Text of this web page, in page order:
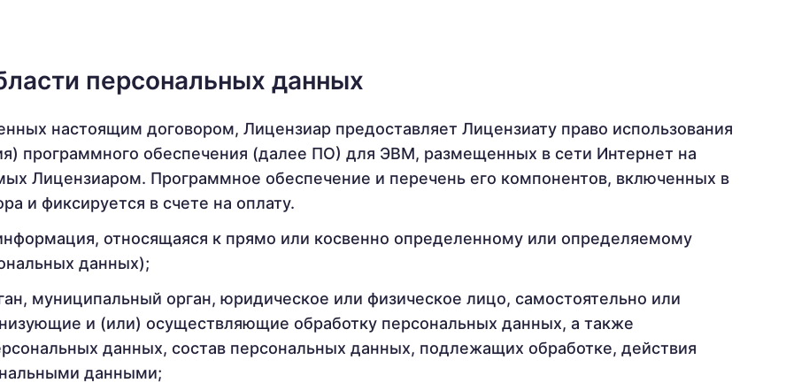
персональных данных
настоящим договором, Лицензиар предоставляет Лицензиату право использования
программного обеспечения (далее ПО) для ЭВМ, размещенных в сети Интернет на
Лицензиаром. Программное обеспечение и перечень его компонентов, включенных в
и фиксируется в счете на оплату.
относящаяся к прямо или косвенно определенному или определяемому
данных);
муниципальный орган, юридическое или физическое лицо, самостоятельно или
и (или) осуществляющие обработку персональных данных, а также
данных, состав персональных данных, подлежащих обработке, действия
данными;